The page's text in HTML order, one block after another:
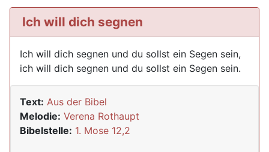
Ich will dich segnen
Ich will dich segnen und du sollst ein Segen sein,
ich will dich segnen und du sollst ein Segen sein.
Text: Aus der Bibel
Melodie: Verena Rothaupt
Bibelstelle: 1. Mose 12,2